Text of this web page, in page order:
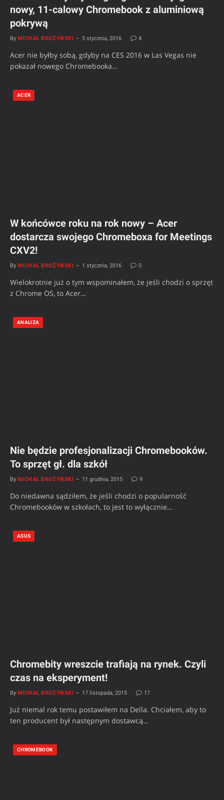
nowy, 11-calowy Chromebook z aluminiową
pokrywą
By MICHAŁ BROŻYŃSKI 5 stycznia, 2016 4
Acer nie byłby sobą, gdyby na CES 2016 w Las Vegas nie
pokazał nowego Chromebooka…
ACER
W końcówce roku na rok nowy – Acer
dostarcza swojego Chromeboxa for Meetings
CXV2!
By MICHAŁ BROŻYŃSKI 1 stycznia, 2016 0
Wielokrotnie już o tym wspominałem, że jeśli chodzi o sprzęt
z Chrome OS, to Acer…
ANALIZA
Nie będzie profesjonalizacji Chromebooków.
To sprzęt gł. dla szkół
By MICHAŁ BROŻYŃSKI 11 grudnia, 2015 9
Do niedawna sądziłem, że jeśli chodzi o popularność
Chromebooków w szkołach, to jest to wyłącznie…
ASUS
Chromebity wreszcie trafiają na rynek. Czyli
czas na eksperyment!
By MICHAŁ BROŻYŃSKI 17 listopada, 2015 17
Już niemal rok temu postawiłem na Della. Chciałem, aby to
ten producent był następnym dostawcą…
CHROMEBOOK